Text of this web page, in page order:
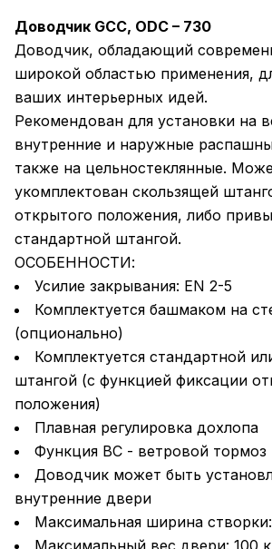
Доводчик GCC, ODC – 730
Доводчик, обладающий
широкой областью применения,
ваших интерьерных идей.
Рекомендован для установки на
внутренние и наружные
также на цельностеклянные.
укомплектован скользящей
открытого положения, либо
стандартной штангой.
ОСОБЕННОСТИ:
Усилие закрывания: EN 2-5
Комплектуется башмаком на
(опционально)
Комплектуется стандартной
штангой (с функцией фиксации
положения)
Плавная регулировка дохлопа
Функция BC - ветровой тормоз
Доводчик может быть
внутренние двери
Максимальная ширина